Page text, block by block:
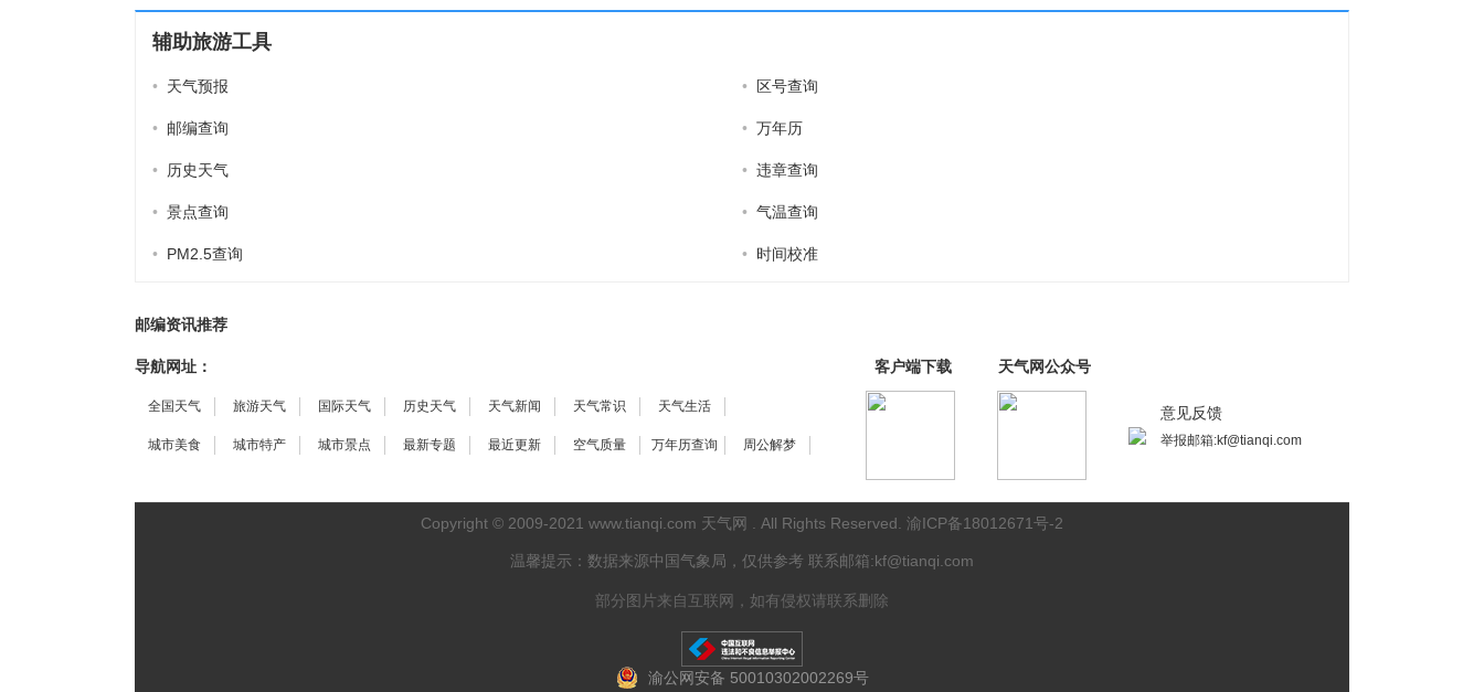
辅助旅游工具
• 天气预报 • 区号查询
• 邮编查询 • 万年历
• 历史天气 • 违章查询
• 景点查询 • 气温查询
• PM2.5查询 • 时间校准
邮编资讯推荐
导航网址：
全国天气 旅游天气 国际天气 历史天气 天气新闻 天气常识 天气生活
城市美食 城市特产 城市景点 最新专题 最近更新 空气质量 万年历查询 周公解梦
客户端下载 天气网公众号
意见反馈
举报邮箱:kf@tianqi.com
Copyright © 2009-2021 www.tianqi.com 天气网 . All Rights Reserved. 渝ICP备18012671号-2
温馨提示：数据来源中国气象局，仅供参考 联系邮箱:kf@tianqi.com
部分图片来自互联网，如有侵权请联系删除
渝公网安备 50010302002269号